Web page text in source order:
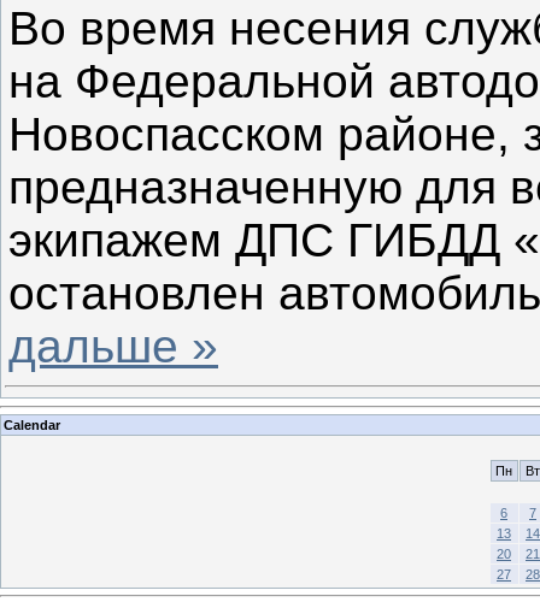
Во время несения
на Федеральной
Новоспасском районе,
предназначенную для
экипажем ДПС ГИБДД
остановлен
дальше »
Calendar
Пн Вт
6
7
13
14
20
21
27
28